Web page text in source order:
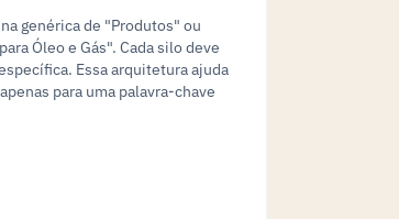
genérica de "Produtos" ou
Óleo e Gás". Cada silo deve
Essa arquitetura ajuda
para uma palavra-chave